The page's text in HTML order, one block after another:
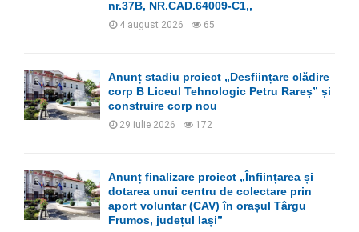
nr.37B, NR.CAD.64009-C1,,
4 august 2026 65
Anunț stadiu proiect „Desființare clădire
corp B Liceul Tehnologic Petru Rareș” și
construire corp nou
29 iulie 2026 172
Anunț finalizare proiect „Înființarea și
dotarea unui centru de colectare prin
aport voluntar (CAV) în orașul Târgu
Frumos, județul Iași”